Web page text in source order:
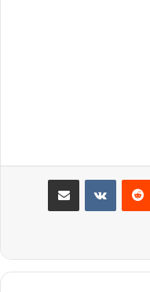
مشاركة عبر البريد